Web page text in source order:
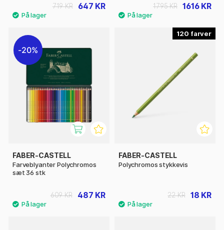
647 KR
719 KR 1616 KR
1795 KR
20%
FABER-CASTELL
Farveblyanter Polychromos
sæt 36 stk
487 KR
609 KR
120
FABER-CASTELL
Polychromos stykkevis
18 KR
22 KR